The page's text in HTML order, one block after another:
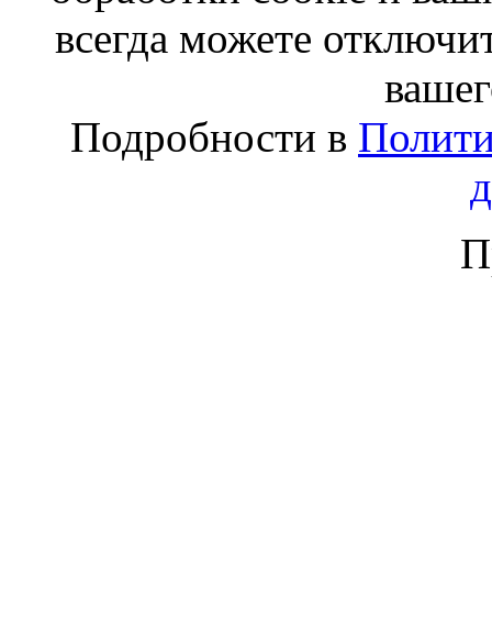
всегда можете
Подробности в